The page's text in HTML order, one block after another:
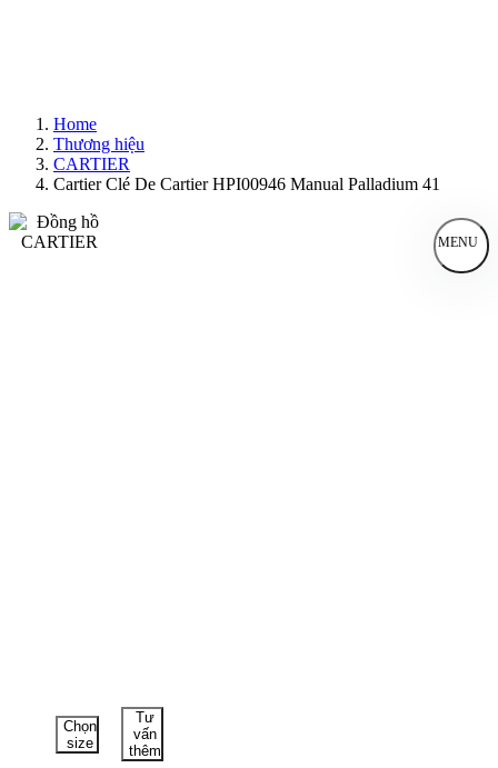
Home
Thương hiệu
CARTIER
Cartier Clé De Cartier HPI00946 Manual Palladium 41
MENU
Chọn
size
Tư
vấn
thêm